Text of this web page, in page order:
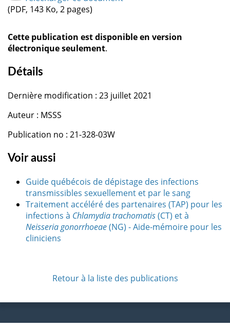
(PDF, 143 Ko, 2 pages)
Cette publication est disponible en version
électronique seulement.
Détails
Dernière modification : 23 juillet 2021
Auteur : MSSS
Publication no : 21-328-03W
Voir aussi
Guide québécois de dépistage des infections
transmissibles sexuellement et par le sang
Traitement accéléré des partenaires (TAP) pour les
infections à Chlamydia trachomatis(CT) et à
Neisseria gonorrhoeae(NG) - Aide-mémoire pour les
cliniciens
Retour à la liste des publications